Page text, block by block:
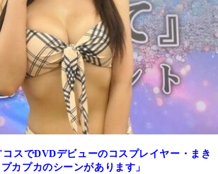
スでDVDデビューのコスプレイヤー・まき
カプカのシーンがあります」